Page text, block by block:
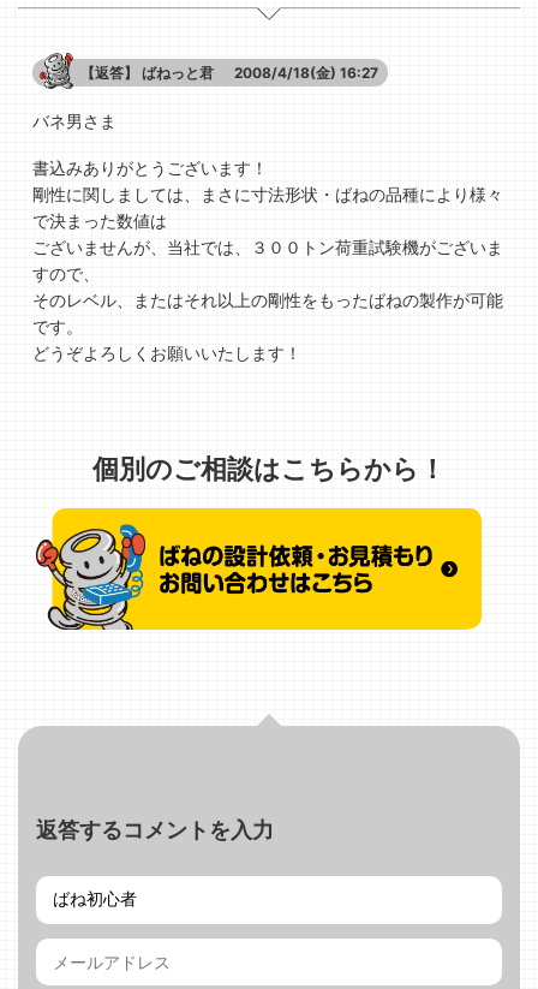
【返答】 ばねっと君 2008/4/18(金) 16:27
バネ男さま
書込みありがとうございます！
剛性に関しましては、まさに寸法形状・ばねの品種により様々
で決まった数値は
ございませんが、当社では、３００トン荷重試験機がございま
すので、
そのレベル、またはそれ以上の剛性をもったばねの製作が可能
です。
どうぞよろしくお願いいたします！
個別のご相談はこちらから！
返答するコメントを入力